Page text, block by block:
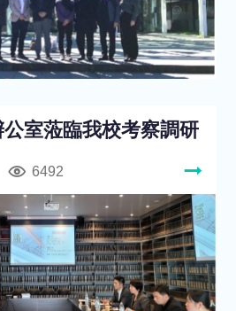
室蒞臨我校考察調研
6492